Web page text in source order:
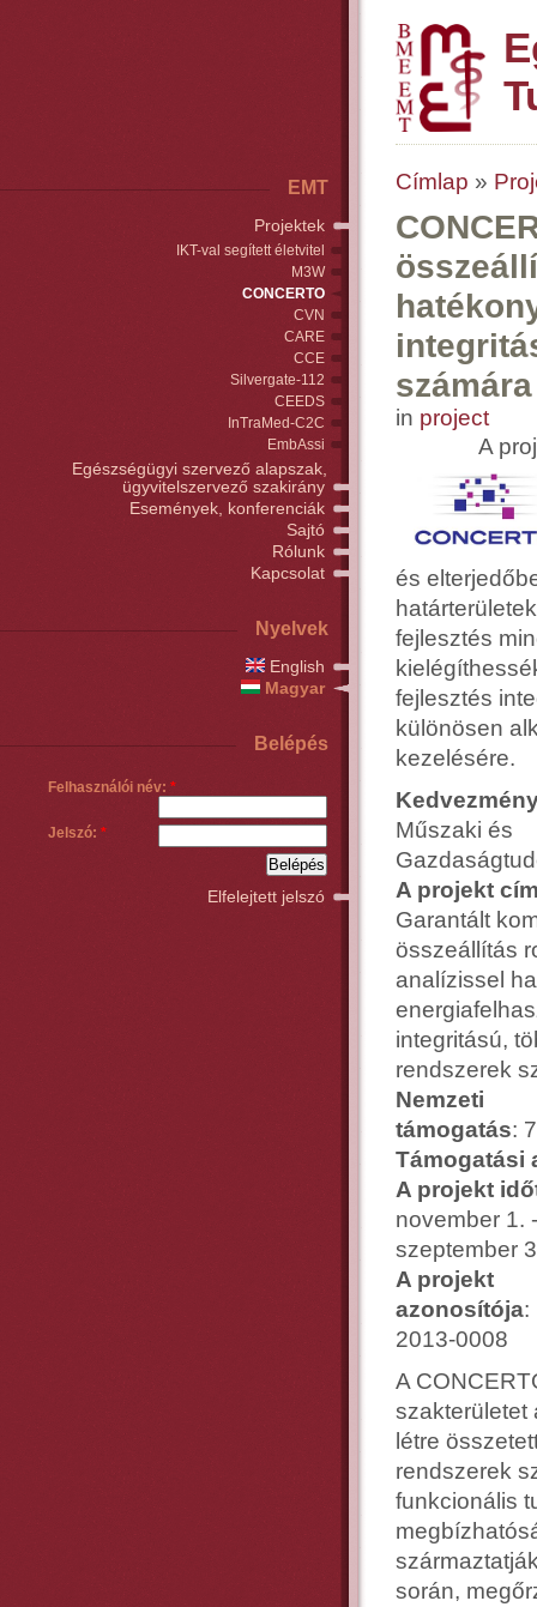
Címlap »
számára
in project
A
és
fejlesztés
fejlesztés
különösen
kezelésére.
Műszaki és
A projekt
Garantált
összeállítás
analízissel
integritású,
rendszerek
Nemzeti
támogatás:
Támogatási
A projekt
november 1.
szeptember
A projekt
azonosítója:
2013-0008
A
szakterületet
létre
rendszerek
funkcionális
során,
EMT
Projektek
IKT-val segített életvitel
M3W
CONCERTO
CVN
CARE
CCE
Silvergate-112
CEEDS
InTraMed-C2C
EmbAssi
Egészségügyi szervező alapszak,
ügyvitelszervező szakirány
Események, konferenciák
Sajtó
Rólunk
Kapcsolat
Nyelvek
English
Magyar
Belépés
Felhasználói név: *
Jelszó: *
Elfelejtett jelszó